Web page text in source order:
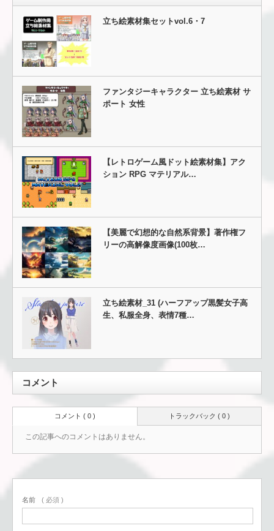
立ち絵素材集セットvol.6・7
ファンタジーキャラクター 立ち絵素材 サ
ポート 女性
【レトロゲーム風ドット絵素材集】アク
ション RPG マテリアル…
【美麗で幻想的な自然系背景】著作権フ
リーの高解像度画像(100枚…
立ち絵素材_31 (ハーフアップ黒髪女子高
生、私服全身、表情7種…
コメント
トラックバック ( 0 )
コメント ( 0 )
この記事へのコメントはありません。
名前 ( 必須 )